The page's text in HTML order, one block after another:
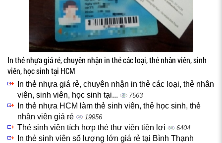
In thẻ nhựa giá rẻ, chuyên nhận in thẻ các loại, thẻ nhân viên, sinh
viên, học sinh tại HCM
In thẻ nhựa giá rẻ, chuyên nhận in thẻ các loại, thẻ nhân
viên, sinh viên, học sinh tại...
7563
In thẻ nhựa HCM làm thẻ sinh viên, thẻ học sinh, thẻ
nhân viên giá rẻ
19956
Thẻ sinh viên tích hợp thẻ thư viện tiện lợi 6404
In thẻ sinh viên số lượng lớn giá rẻ tại Bình Thạnh